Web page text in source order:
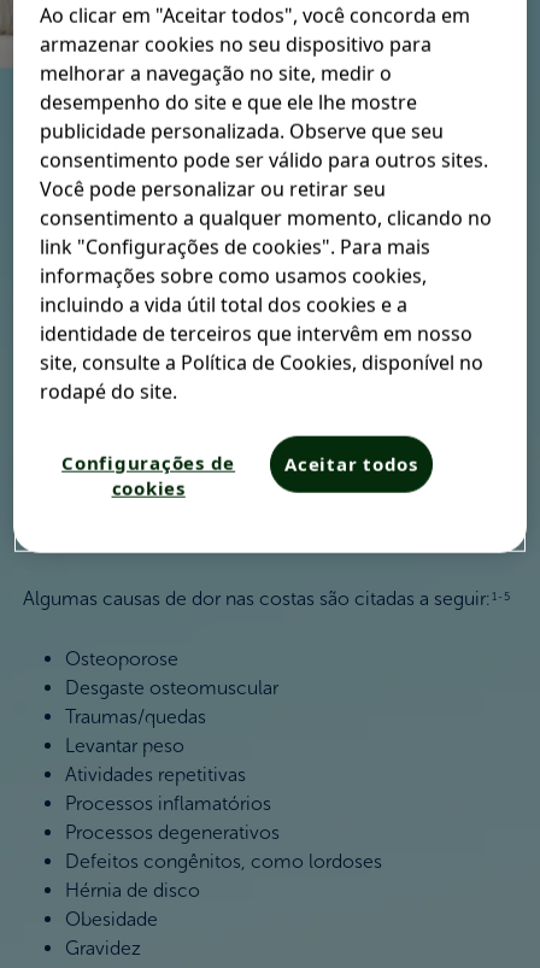
A dor nas costas é uma queixa bastante comum, que
atrapalha a rotina do dia a dia.
Estima-se que entre 70% a 85% da população terá algum
episódio de dor nas costas no decorrer da vida.
Confira aqui algumas
das causas e
tratamentos para Dor
na Coluna
Algumas causas de dor nas costas são citadas a seguir: 1-5
Osteoporose
Desgaste osteomuscular
Traumas/quedas
Levantar peso
Atividades repetitivas
Processos inflamatórios
Processos degenerativos
Defeitos congênitos, como lordoses
Hérnia de disco
Obesidade
Gravidez
Ao clicar em "Aceitar todos", você concorda em
armazenar cookies no seu dispositivo para
melhorar a navegação no site, medir o
desempenho do site e que ele lhe mostre
publicidade personalizada. Observe que seu
consentimento pode ser válido para outros sites.
Você pode personalizar ou retirar seu
consentimento a qualquer momento, clicando no
link "Configurações de cookies". Para mais
informações sobre como usamos cookies,
incluindo a vida útil total dos cookies e a
identidade de terceiros que intervêm em nosso
site, consulte a Política de Cookies, disponível no
rodapé do site.
Configurações de
cookies
Aceitar todos